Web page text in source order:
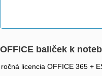
OFFICE baliček k
ročná licencia OFFICE 365 +